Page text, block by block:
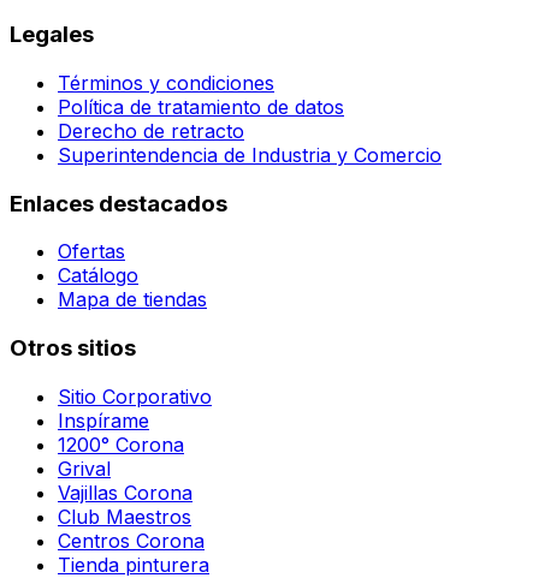
Legales
Términos y condiciones
Política de tratamiento de datos
Derecho de retracto
Superintendencia de Industria y Comercio
Enlaces destacados
Ofertas
Catálogo
Mapa de tiendas
Otros sitios
Sitio Corporativo
Inspírame
1200° Corona
Grival
Vajillas Corona
Club Maestros
Centros Corona
Tienda pinturera